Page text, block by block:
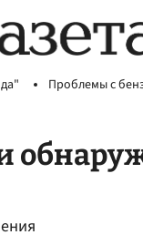
Проблемы с